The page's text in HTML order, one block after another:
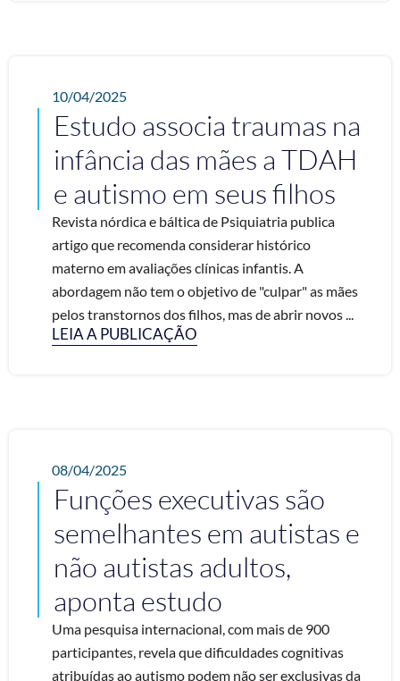
10/04/2025
Estudo associa traumas na
infância das mães a TDAH
e autismo em seus filhos
Revista nórdica e báltica de Psiquiatria publica
artigo que recomenda considerar histórico
materno em avaliações clínicas infantis. A
abordagem não tem o objetivo de "culpar" as mães
pelos transtornos dos filhos, mas de abrir novos ...
LEIA A PUBLICAÇÃO
08/04/2025
Funções executivas são
semelhantes em autistas e
não autistas adultos,
aponta estudo
Uma pesquisa internacional, com mais de 900
participantes, revela que dificuldades cognitivas
atribuídas ao autismo podem não ser exclusivas da